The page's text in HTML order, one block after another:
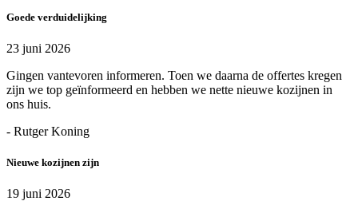
Goede verduidelijking
23 juni 2026
Gingen vantevoren informeren. Toen we daarna de offertes kregen
zijn we top geïnformeerd en hebben we nette nieuwe kozijnen in
ons huis.
- Rutger Koning
Nieuwe kozijnen zijn
19 juni 2026